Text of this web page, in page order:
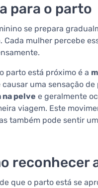
para o parto
se prepara
mulher percebe
parto está próximo é a
uma sensação
na pelve e geralmente
viagem. Este
também pode sentir
reconhecer
que o parto está se